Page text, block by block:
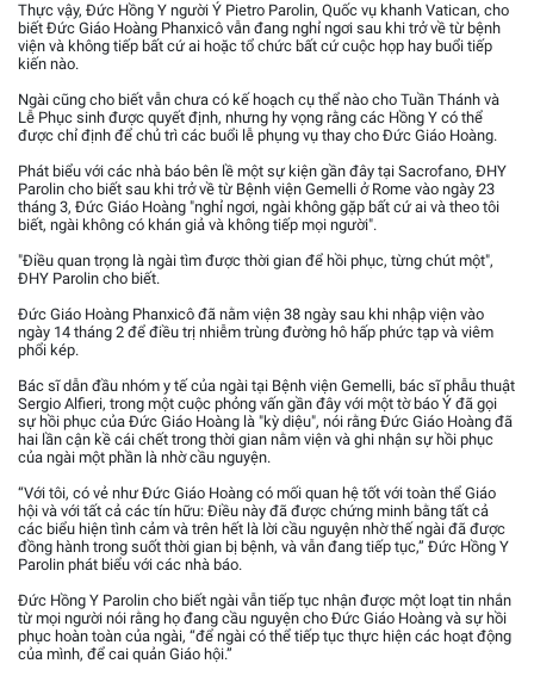
Thực vậy, Đức Hồng Y người Ý Pietro Parolin, Quốc vụ khanh Vatican, cho
biết Đức Giáo Hoàng Phanxicô vẫn đang nghỉ ngơi sau khi trở về từ bệnh
viện và không tiếp bất cứ ai hoặc tổ chức bất cứ cuộc họp hay buổi tiếp
kiến nào.
Ngài cũng cho biết vẫn chưa có kế hoạch cụ thể nào cho Tuần Thánh và
Lễ Phục sinh được quyết định, nhưng hy vọng rằng các Hồng Y có thể
được chỉ định để chủ trì các buổi lễ phụng vụ thay cho Đức Giáo Hoàng.
Phát biểu với các nhà báo bên lề một sự kiện gần đây tại Sacrofano, ĐHY
Parolin cho biết sau khi trở về từ Bệnh viện Gemelli ở Rome vào ngày 23
tháng 3, Đức Giáo Hoàng "nghỉ ngơi, ngài không gặp bất cứ ai và theo tôi
biết, ngài không có khán giả và không tiếp mọi người".
"Điều quan trọng là ngài tìm được thời gian để hồi phục, từng chút một",
ĐHY Parolin cho biết.
Đức Giáo Hoàng Phanxicô đã nằm viện 38 ngày sau khi nhập viện vào
ngày 14 tháng 2 để điều trị nhiễm trùng đường hô hấp phức tạp và viêm
phổi kép.
Bác sĩ dẫn đầu nhóm y tế của ngài tại Bệnh viện Gemelli, bác sĩ phẫu thuật
Sergio Alfieri, trong một cuộc phỏng vấn gần đây với một tờ báo Ý đã gọi
sự hồi phục của Đức Giáo Hoàng là "kỳ diệu", nói rằng Đức Giáo Hoàng đã
hai lần cận kề cái chết trong thời gian nằm viện và ghi nhận sự hồi phục
của ngài một phần là nhờ cầu nguyện.
“Với tôi, có vẻ như Đức Giáo Hoàng có mối quan hệ tốt với toàn thể Giáo
hội và với tất cả các tín hữu: Điều này đã được chứng minh bằng tất cả
các biểu hiện tình cảm và trên hết là lời cầu nguyện nhờ thế ngài đã được
đồng hành trong suốt thời gian bị bệnh, và vẫn đang tiếp tục,” Đức Hồng Y
Parolin phát biểu với các nhà báo.
Đức Hồng Y Parolin cho biết ngài vẫn tiếp tục nhận được một loạt tin nhắn
từ mọi người nói rằng họ đang cầu nguyện cho Đức Giáo Hoàng và sự hồi
phục hoàn toàn của ngài, “để ngài có thể tiếp tục thực hiện các hoạt động
của mình, để cai quản Giáo hội.”